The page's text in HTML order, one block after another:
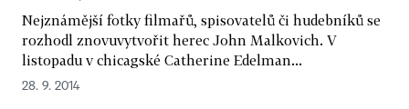
Nejznámější fotky filmařů, spisovatelů či hudebníků se
rozhodl znovuvytvořit herec John Malkovich. V
listopadu v chicagské Catherine Edelman...
28. 9. 2014